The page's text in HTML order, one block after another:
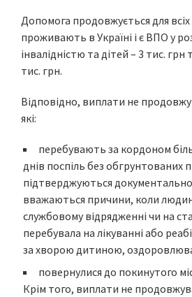
Допомога продовжується для
проживають в Україні і є ВПО у
інвалідністю та дітей – 3 тис. грн
тис. грн.
Відповідно, виплати не
які:
перебувають за кордоном
днів поспіль без обгрунтованих
підтверджуються
вважаються причини, коли
службовому відрядженні чи на
перебувала на лікуванні або
за хворою дитиною,
повернулися до покинутого
Крім того, виплати не